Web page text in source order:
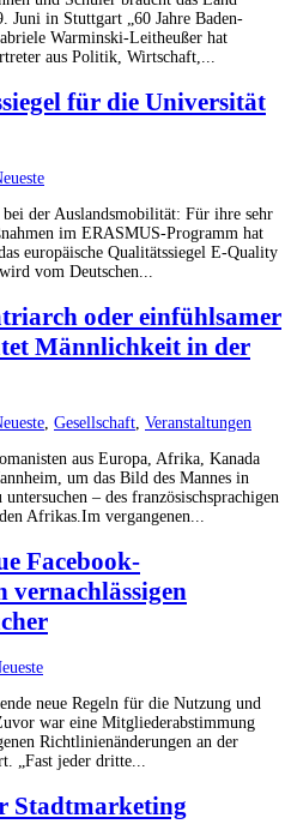
Juni in Stuttgart „60 Jahre Baden-
Warminski-Leitheußer hat
aus Politik, Wirtschaft,...
für die Universität
der Auslandsmobilität: Für ihre sehr
im ERASMUS-Programm hat
europäische Qualitätssiegel E-Quality
vom Deutschen...
oder einfühlsamer
Männlichkeit in der
Gesellschaft Veranstaltungen
aus Europa, Afrika, Kanada
um das Bild des Mannes in
– des französischsprachigen
Afrikas.Im vergangenen...
Facebook-
vernachlässigen
neue Regeln für die Nutzung und
war eine Mitgliederabstimmung
Richtlinienänderungen an der
„Fast jeder dritte...
Stadtmarketing